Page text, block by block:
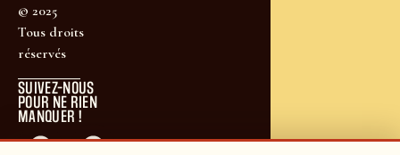
© 2025
Tous droits
réservés
SUIVEZ-NOUS
POUR NE RIEN
MANQUER !